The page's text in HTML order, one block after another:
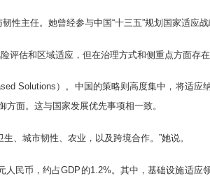
主任。她曾经参与中国“十三五”规划国家适应战
估和区域适应，但在治理方式和侧重点方面存在
Solutions）。中国的策略则高度集中，将适应
面。这与国家发展优先事项相一致。
、城市韧性、农业，以及跨境合作。”她说。
民币，约占GDP的1.2%。其中，基础设施适应